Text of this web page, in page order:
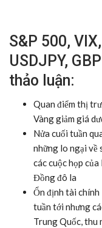
S&P 500,
USDJPY,
thảo luận:
Quan điểm thị
Vàng giảm giá
Nửa cuối tuần
những lo ngại về
các cuộc họp
Đồng đô la
Ổn định tài
tuần tới nhưng
Trung Quốc, thu